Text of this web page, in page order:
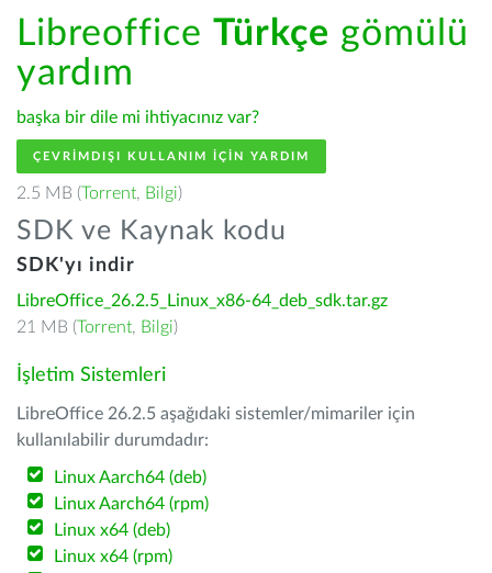
Libreoffice Türkçe gömülü
yardım
başka bir dile mi ihtiyacınız var?
ÇEVRIMDIŞI KULLANIM IÇIN YARDIM
2.5 MB (Torrent, Bilgi)
SDK ve Kaynak kodu
SDK'yı indir
LibreOffice_26.2.5_Linux_x86-64_deb_sdk.tar.gz
21 MB (Torrent, Bilgi)
İşletim Sistemleri
LibreOffice 26.2.5 aşağıdaki sistemler/mimariler için
kullanılabilir durumdadır:
Linux Aarch64 (deb)
Linux Aarch64 (rpm)
Linux x64 (deb)
Linux x64 (rpm)